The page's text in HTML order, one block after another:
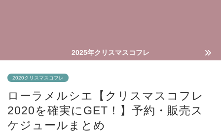
2025年クリスマスコフレ
2020クリスマスコフレ
ローラメルシエ【クリスマスコフレ
2020を確実にGET！】予約・販売ス
ケジュールまとめ